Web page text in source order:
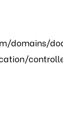
domains/